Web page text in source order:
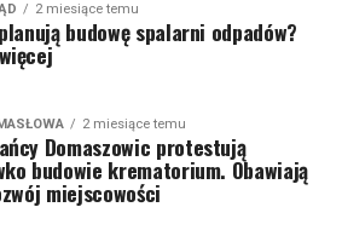
2 miesiące temu
budowę spalarni odpadów?
2 miesiące temu
Domaszowic protestują
budowie krematorium. Obawiają
miejscowości